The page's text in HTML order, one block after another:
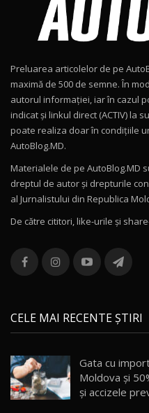
Noul Geely
15:22
Mercedes-
Drive
16:27
11
Noul Volvo
12
Noul MG
16:48
13
combină
36:08
chinez care
/17:27
15 14:37
Preluarea articolelor de pe
maximă de 500 de semne. În
autorul informației, iar în cazul
indicat și linkul direct (ACTIV) la
poate realiza doar în condițiile
AutoBlog.MD.
Materialele de pe AutoBlog.MD
dreptul de autor și drepturile
al Jurnalistului din Republica
De către cititori, like-urile şi
CELE MAI RECENTE ȘTIRI
Gata cu
Moldova și
și accizele